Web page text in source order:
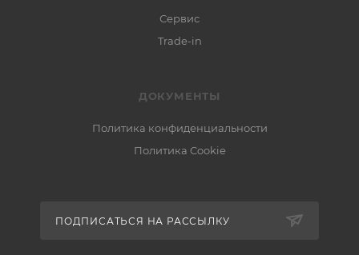
Сервис
Trade-in
ДОКУМЕНТЫ
Политика конфиденциальности
Политика Cookie
ПОДПИСАТЬСЯ НА РАССЫЛКУ